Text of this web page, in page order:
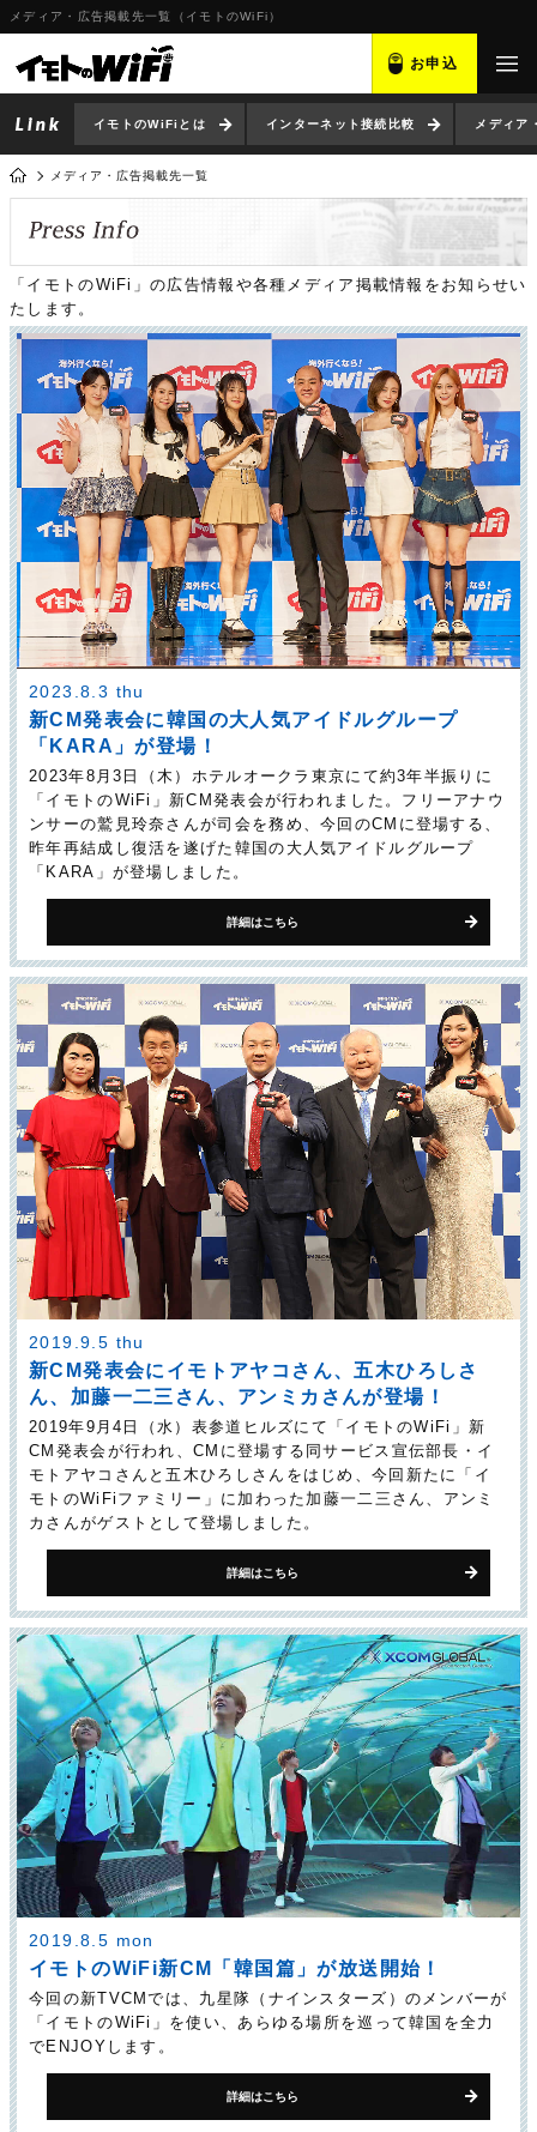
メディア・広告掲載先一覧（イモトのWiFi）
お申込
イモトのWiFiとは インターネット接続比較 メディア
メディア・広告掲載先一覧
「イモトのWiFi」の広告情報や各種メディア掲載情報をお知らせい
たします。
2023.8.3 thu
新CM発表会に韓国の大人気アイドルグループ
「KARA」が登場！
2023年8月3日（木）ホテルオークラ東京にて約3年半振りに
「イモトのWiFi」新CM発表会が行われました。フリーアナウ
ンサーの鷲見玲奈さんが司会を務め、今回のCMに登場する、
昨年再結成し復活を遂げた韓国の大人気アイドルグループ
「KARA」が登場しました。
詳細はこちら
2019.9.5 thu
新CM発表会にイモトアヤコさん、五木ひろしさ
ん、加藤一二三さん、アンミカさんが登場！
2019年9月4日（水）表参道ヒルズにて「イモトのWiFi」新
CM発表会が行われ、CMに登場する同サービス宣伝部長・イ
モトアヤコさんと五木ひろしさんをはじめ、今回新たに「イ
モトのWiFiファミリー」に加わった加藤一二三さん、アンミ
カさんがゲストとして登場しました。
詳細はこちら
2019.8.5 mon
イモトのWiFi新CM「韓国篇」が放送開始！
今回の新TVCMでは、九星隊（ナインスターズ）のメンバーが
「イモトのWiFi」を使い、あらゆる場所を巡って韓国を全力
でENJOYします。
詳細はこちら